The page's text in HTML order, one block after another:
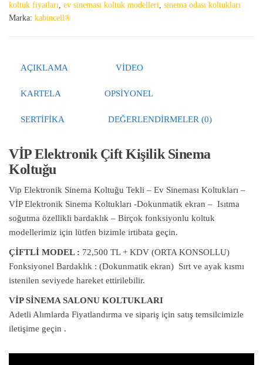
koltuk fiyatları, ev sineması koltuk modelleri, sinema odası koltukları
Marka: kabincell®
AÇIKLAMA VIDEO
KARTELA OPSIYONEL
SERTIFIKA DEĞERLENDIRMELER (0)
VİP Elektronik Çift Kişilik Sinema
Koltuğu
Vip Elektronik Sinema Koltuğu Tekli – Ev Sineması Koltukları –
VİP Elektronik Sinema Koltukları -Dokunmatik ekran – Isıtma
soğutma özellikli bardaklık – Birçok fonksiyonlu koltuk
modellerimiz için lütfen bizimle irtibata geçin.
ÇİFTLİ MODEL : 72,500 TL + KDV (ORTA KONSOLLU)
Fonksiyonel Bardaklık : (Dokunmatik ekran) Sırt ve ayak kısmı
istenilen seviyede hareket ettirilebilir.
VİP SİNEMA SALONU KOLTUKLARI
Adetli Alımlarda Fiyatlandırma ve sipariş için satış temsilcimizle
iletişime geçin .